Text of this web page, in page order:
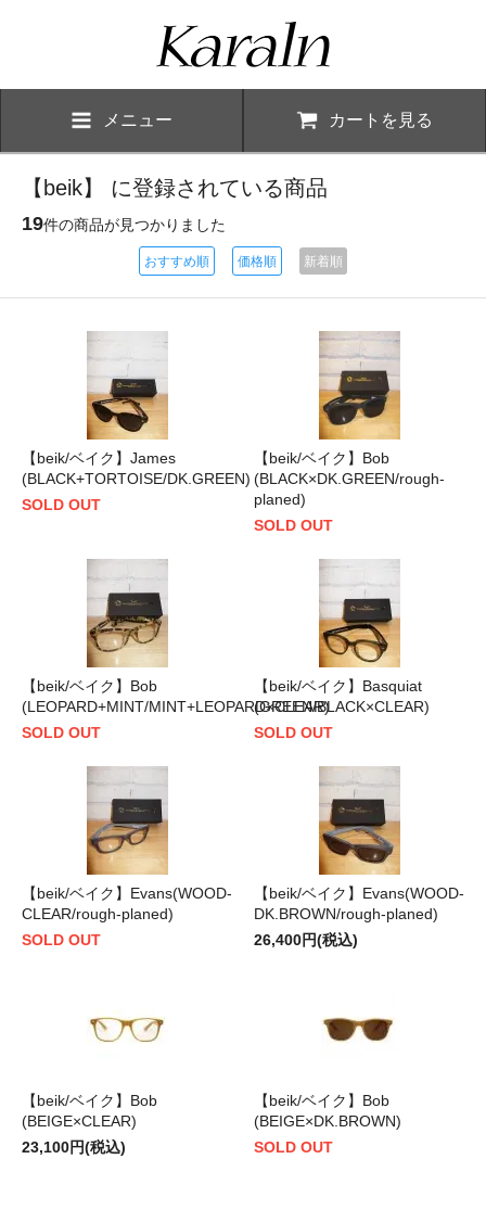
メニュー カートを見る
【beik】 に登録されている商品
19件の商品が見つかりました
おすすめ順 価格順 新着順
【beik/ベイク】James
(BLACK+TORTOISE/DK.GREEN)
SOLD OUT
【beik/ベイク】Bob
(BLACK×DK.GREEN/rough-
planed)
SOLD OUT
【beik/ベイク】Bob
(LEOPARD+MINT/MINT+LEOPARD×CLEAR)
SOLD OUT
【beik/ベイク】Basquiat
(GREEN/BLACK×CLEAR)
SOLD OUT
【beik/ベイク】Evans(WOOD-
CLEAR/rough-planed)
SOLD OUT
【beik/ベイク】Evans(WOOD-
DK.BROWN/rough-planed)
26,400円(税込)
【beik/ベイク】Bob
(BEIGE×CLEAR)
23,100円(税込)
【beik/ベイク】Bob
(BEIGE×DK.BROWN)
SOLD OUT